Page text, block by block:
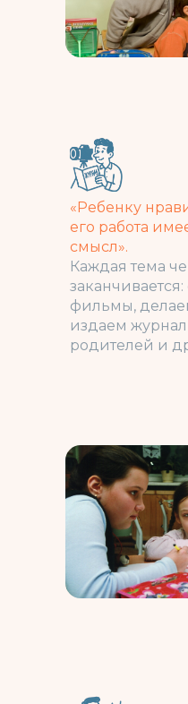
«Ребенку
его работа
смысл».
Каждая тема
фильмы,
издаем
родителей и